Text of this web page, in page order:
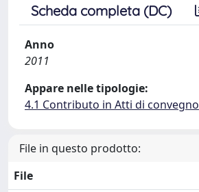
Scheda completa (DC)
Anno
2011
Appare nelle tipologie:
4.1 Contributo in Atti di convegno
File in questo prodotto:
File